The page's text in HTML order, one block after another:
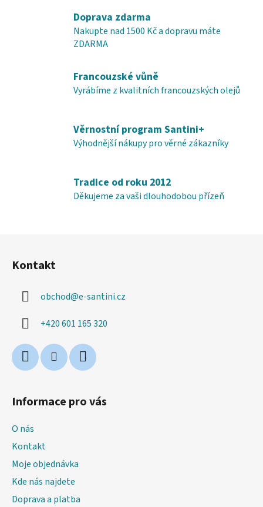
á
d
í
p
r
k
y
v
p
i
s
Doprava zdarma
Nakupte nad 1500 Kč a dopravu máte
ZDARMA
Francouzské vůně
Vyrábíme z kvalitních francouzských olejů
Věrnostní program Santini+
Výhodnější nákupy pro věrné zákazníky
Tradice od roku 2012
Děkujeme za vaši dlouhodobou přízeň
Kontakt
obchod@e-santini.cz
+420 601 165 320
Informace pro vás
O nás
Kontakt
Moje objednávka
Kde nás najdete
Doprava a platba